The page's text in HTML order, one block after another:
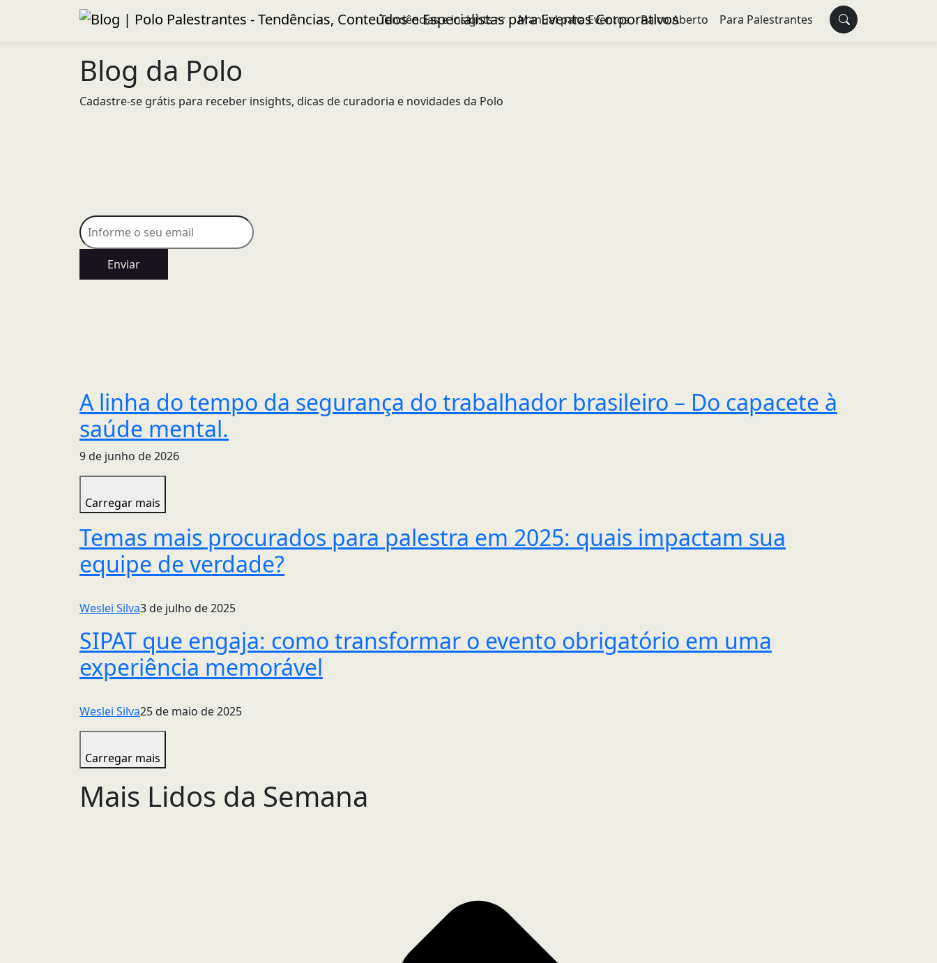
Tendências e insights Manual para Eventos Palco Aberto Para Palestrantes
Blog da Polo
Cadastre-se grátis para receber insights, dicas de curadoria e novidades da Polo
Enviar
A linha do tempo da segurança do trabalhador brasileiro – Do capacete à
saúde mental.
9 de junho de 2026
Carregar mais
Temas mais procurados para palestra em 2025: quais impactam sua
equipe de verdade?
Weslei Silva3 de julho de 2025
SIPAT que engaja: como transformar o evento obrigatório em uma
experiência memorável
Weslei Silva25 de maio de 2025
Carregar mais
Mais Lidos da Semana